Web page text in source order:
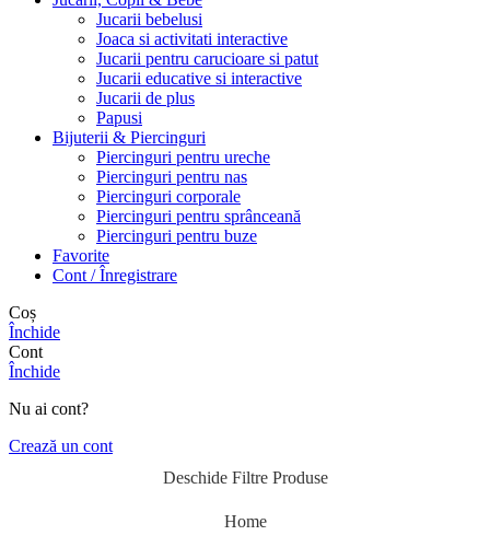
Jucarii bebelusi
Joaca si activitati interactive
Jucarii pentru carucioare si patut
Jucarii educative si interactive
Jucarii de plus
Papusi
Bijuterii & Piercinguri
Piercinguri pentru ureche
Piercinguri pentru nas
Piercinguri corporale
Piercinguri pentru sprânceană
Piercinguri pentru buze
Favorite
Cont / Înregistrare
Coș
Închide
Cont
Închide
Nu ai cont?
Crează un cont
Deschide Filtre Produse
Home